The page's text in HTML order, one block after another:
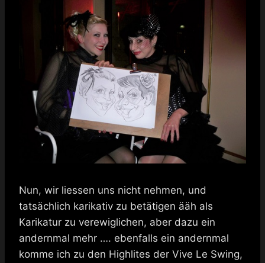
Nun, wir liessen uns nicht nehmen, und
tatsächlich karikativ zu betätigen ääh als
Karikatur zu verewiglichen, aber dazu ein
andernmal mehr …. ebenfalls ein andernmal
komme ich zu den Highlites der Vive Le Swing,